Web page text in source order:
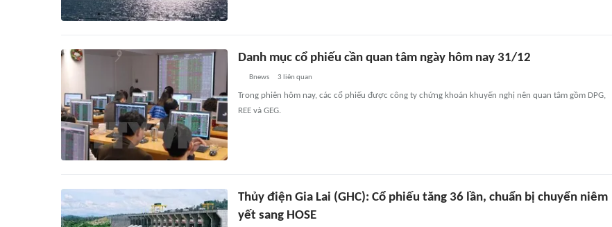
Danh mục cổ phiếu cần quan tâm ngày hôm nay 31/12
Bnews 3 liên quan
Trong phiên hôm nay, các cổ phiếu được công ty chứng khoán khuyến nghị nên quan tâm gồm DPG,
REE và GEG.
Thủy điện Gia Lai (GHC): Cổ phiếu tăng 36 lần, chuẩn bị chuyển niêm
yết sang HOSE